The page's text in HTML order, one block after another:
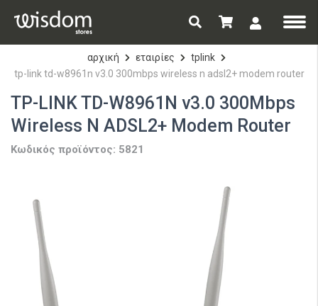
αρχική εταιρίες
tplink
tp-link td-w8961n v3.0 300mbps wireless n adsl2+ modem router
TP-LINK TD-W8961N v3.0 300Mbps
Wireless N ADSL2+ Modem Router
Κωδικός προϊόντος: 5821